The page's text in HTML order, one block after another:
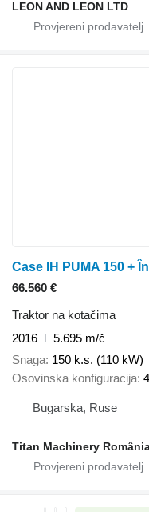
LEON AND LEON LTD
Case IH PUMA 150 +
66.560 €
Traktor na kotačima
2016
5.695 m/č
Snaga 150 k.s. (110 kW)
Osovinska konfiguracija
Bugarska, Ruse
Titan Machinery